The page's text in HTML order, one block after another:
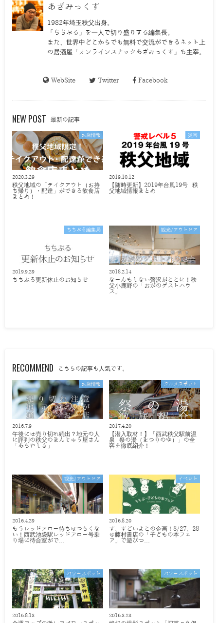
あざみっくす
1982年埼玉秩父出身。
「ちちぶる」を一人で切り盛りする編集長。
また、世界中どこからでも無料で交流ができるネット上
の居酒屋「オンラインスナックあざみっくす」も主宰。
WebSite Twitter Facebook
NEW POST 最新の記事
お店情報
2020.3.29
秩父地域の「テイクアウト（お持
ち帰り）・配達」ができる飲食店
まとめ！
災害
2019.10.12
【随時更新】2019年台風19号 秩
父地域情報まとめ
ちちぶる編集局
2019.9.29
ちちぶる更新休止のお知らせ
観光/アウトドア
2018.2.14
なーんもしない贅沢がここに！秩
父小鹿野の「おがのゲストハウ
ス」
RECOMMEND こちらの記事も人気です。
お店情報
2016.7.9
午後には売り切れ続出？地元の人
に評判の秩父のまんじゅう屋さん
「あらやしき」
グルメスポット
2017.4.20
【潜入取材！】「西武秩父駅前温
泉 祭の湯（まつりのゆ）」の全
容を徹底紹介！
観光/アウトドア
2016.4.29
もうレッドアロー待ちはつらくな
い！西武池袋駅レッドアロー号乗
り場に待合室がで…
イベント
2016.8.20
す、すごいよこの企画！8/27、28
は藤村書店の「子どもの本フェ
ア」で遊びつ…
パワースポット
2016.8.13
パワースポット
2016.3.23